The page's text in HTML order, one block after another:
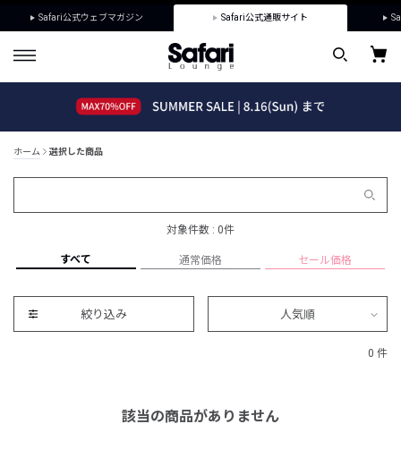
Safari公式ウェブマガジン Safari公式通販サイト
ホーム 選択した商品
対象件数 : 0件
すべて 通常価格 セール価格
絞り込み 人気順
0 件
該当の商品がありません